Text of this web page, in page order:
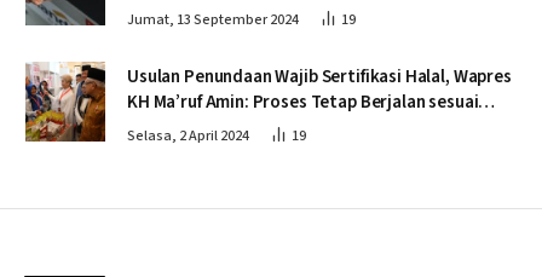
Jumat, 13 September 2024 19
Usulan Penundaan Wajib Sertifikasi Halal, Wapres
KH Ma’ruf Amin: Proses Tetap Berjalan sesuai
Penahapan
Selasa, 2 April 2024 19